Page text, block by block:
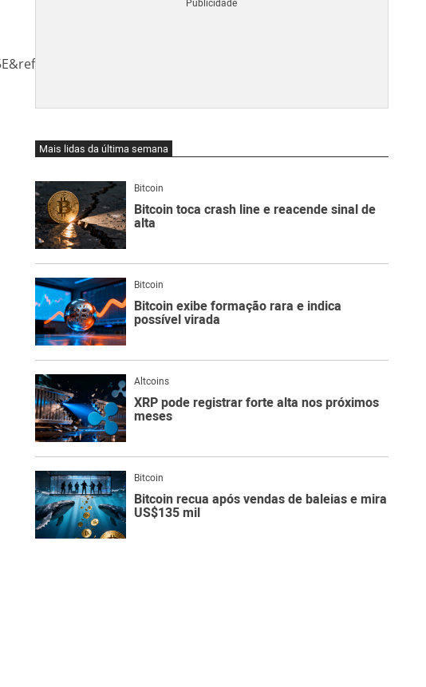
Mais lidas da última semana
Bitcoin
Bitcoin toca crash line e reacende sinal de
alta
Bitcoin
Bitcoin exibe formação rara e indica
possível virada
Altcoins
XRP pode registrar forte alta nos próximos
meses
Bitcoin
Bitcoin recua após vendas de baleias e mira
US$135 mil